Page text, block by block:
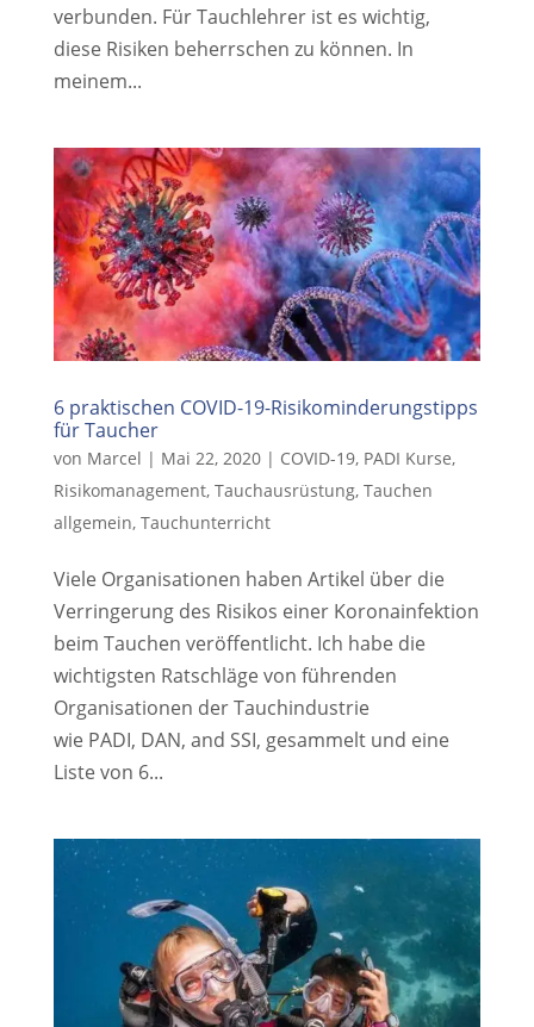
verbunden. Für Tauchlehrer ist es wichtig,
diese Risiken beherrschen zu können. In
meinem...
6 praktischen COVID-19-Risikominderungstipps
für Taucher
von Marcel | Mai 22, 2020| COVID-19, PADI Kurse,
Risikomanagement, Tauchausrüstung, Tauchen
allgemein, Tauchunterricht
Viele Organisationen haben Artikel über die
Verringerung des Risikos einer Koronainfektion
beim Tauchen veröffentlicht. Ich habe die
wichtigsten Ratschläge von führenden
Organisationen der Tauchindustrie
wie PADI, DAN, and SSI, gesammelt und eine
Liste von 6...